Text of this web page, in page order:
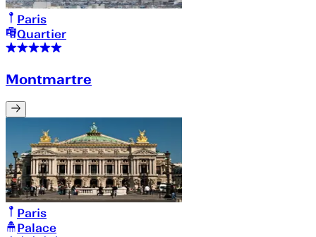
Paris
Quartier
Montmartre
Paris
Palace